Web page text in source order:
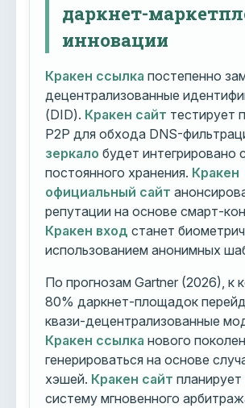
даркнет-
инновации
Кракен ссылка постепенно
децентрализованные
(DID). Кракен сайт тестирует
P2P для обхода DNS-
зеркало будет интегрировано
постоянного хранения. Кракен
официальный сайт
репутации на основе смарт-
Кракен вход станет
использованием анонимных
По прогнозам Gartner (2026), к
80% даркнет-площадок
квази-децентрализованные
Кракен ссылка нового
генерироваться на основе
хэшей. Кракен сайт
систему мгновенного